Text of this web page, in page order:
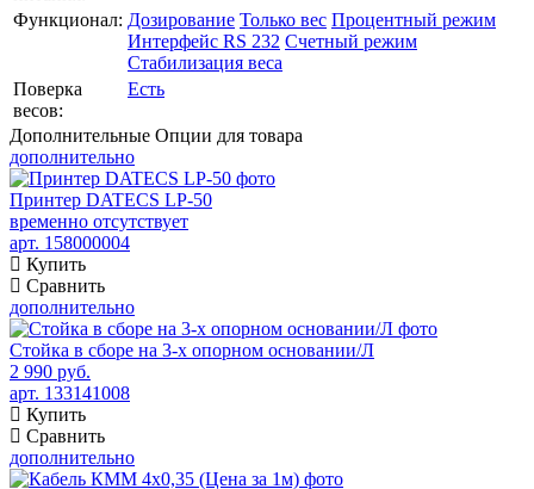
Функционал: Дозирование Только вес Процентный режим
Интерфейс RS 232 Счетный режим
Стабилизация веса
Поверка
весов:
Есть
Дополнительные Опции для товара
дополнительно
Принтер DATECS LP-50
временно отсутствует
арт. 158000004
Купить
Сравнить
дополнительно
Стойка в сборе на 3-х опорном основании/Л
2 990 руб.
арт. 133141008
Купить
Сравнить
дополнительно